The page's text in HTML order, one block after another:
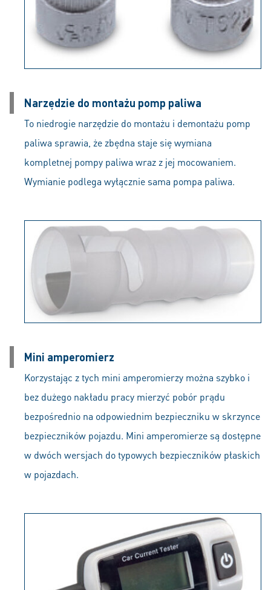
Narzędzie do montażu pomp paliwa
To niedrogie narzędzie do montażu i demontażu pomp
paliwa sprawia, że zbędna staje się wymiana
kompletnej pompy paliwa wraz z jej mocowaniem.
Wymianie podlega wyłącznie sama pompa paliwa.
Mini amperomierz
Korzystając z tych mini amperomierzy można szybko i
bez dużego nakładu pracy mierzyć pobór prądu
bezpośrednio na odpowiednim bezpieczniku w skrzynce
bezpieczników pojazdu. Mini amperomierze są dostępne
w dwóch wersjach do typowych bezpieczników płaskich
w pojazdach.